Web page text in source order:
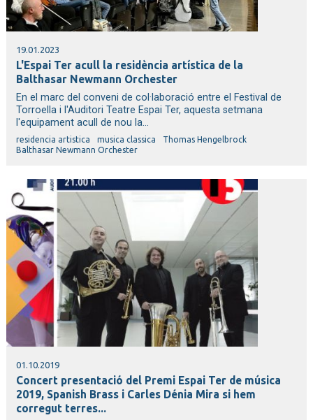
19.01.2023
L'Espai Ter acull la residència artística de la
Balthasar Newmann Orchester
En el marc del conveni de col·laboració entre el Festival de
Torroella i l'Auditori Teatre Espai Ter, aquesta setmana
l'equipament acull de nou la...
residencia artistica musica classica
Thomas Hengelbrock
Balthasar Newmann Orchester
01.10.2019
Concert presentació del Premi Espai Ter de música
2019, Spanish Brass i Carles Dénia Mira si hem
corregut terres...